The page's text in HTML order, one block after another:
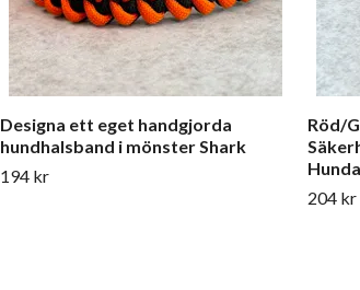
Designa ett eget handgjorda
hundhalsband i mönster Shark
194 kr
Röd/
204 kr